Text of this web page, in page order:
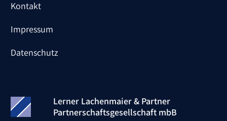
Lerner Lachenmaier & Partner
Partnerschaftsgesellschaft mbB
Kontakt
Impressum
Datenschutz